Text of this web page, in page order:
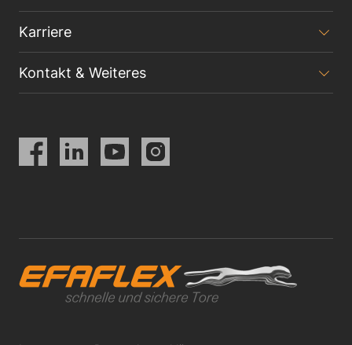
Karriere
Kontakt & Weiteres